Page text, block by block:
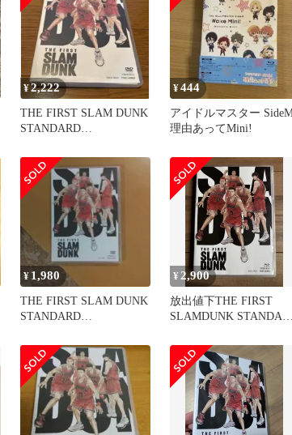
¥2,222
THE FIRST SLAM DUNK
STANDARD
¥444
アイドルマスター
理由あってMini!
¥ 1,980
THE FIRST SLAM DUNK
STANDARD
¥2,900
放出値下THE FIRST
SLAMDUNK STANDARD